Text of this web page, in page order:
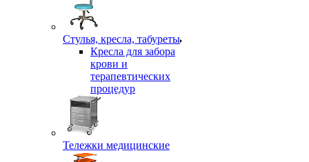
Стулья, кресла, табуреты
Кресла для забора
крови и
терапевтических
процедур
Тележки медицинские